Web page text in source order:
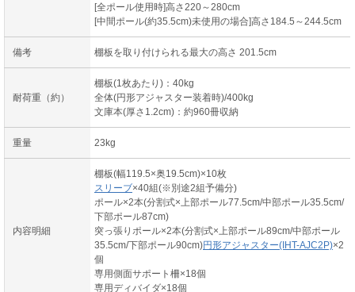
[全ポール使用時]高さ220～280cm
[中間ポール(約35.5cm)未使用の場合]高さ184.5～244.5cm
備考 棚板を取り付けられる最大の高さ 201.5cm
耐荷重（約）
棚板(1枚あたり)：40kg
全体(円形アジャスター装着時)/400kg
文庫本(厚さ1.2cm)：約960冊収納
重量 23kg
内容明細
棚板(幅119.5×奥19.5cm)×10枚
スリーブ×40組(※別途2組予備分)
ポール×2本(分割式×上部ポール77.5cm/中部ポール35.5cm/
下部ポール87cm)
突っ張りポール×2本(分割式×上部ポール89cm/中部ポール
35.5cm/下部ポール90cm)円形アジャスター(IHT-AJC2P)×2
個
専用側面サポート柵×18個
専用ディバイダ×18個